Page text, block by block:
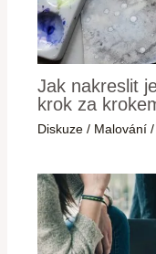
Jak nakreslit
krok za
Diskuze / Malování